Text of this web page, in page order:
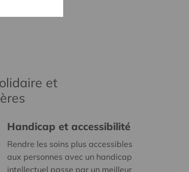
et
Handicap et accessibilité
Rendre les soins plus accessibles
aux personnes avec un handicap
intellectuel passe par un meilleur